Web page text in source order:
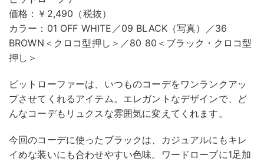
価格：￥2,490（税抜）
カラー：01 OFF WHITE／09 BLACK（写真）／36
BROWN＜クロコ型押し＞／80 80＜ブラック・クロコ型
押し＞
ビットローファーは、いつものコーデをワンランクアッ
プさせてくれるアイテム。エレガントなデザインで、ど
んなコーデもリュクスな雰囲気に変えてくれます。
今回のコーデに使ったブラックは、カジュアルにもキレ
イめな装いにも合わせやすい色味。ワードローブに1足加